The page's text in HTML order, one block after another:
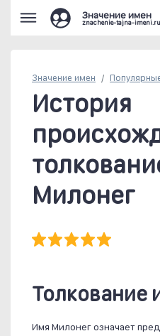
Значение имен
znachenie-tajna-imeni.ru
Значение имен
История
Милонег
Толкование
Имя Милонег означает